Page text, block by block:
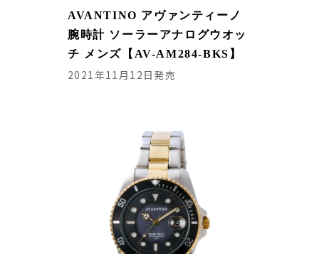
AVANTINO アヴァンティーノ
腕時計 ソーラーアナログウオッ
チ メンズ【AV-AM284-BKS】
2021年11月12日発売